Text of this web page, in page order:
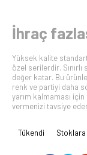
İhraç
Yüksek kalite
özel serilerdir.
değer katar. Bu
renk ve partiyi daha
yarım kalmaması
vermenizi tavsiye
Tükendi